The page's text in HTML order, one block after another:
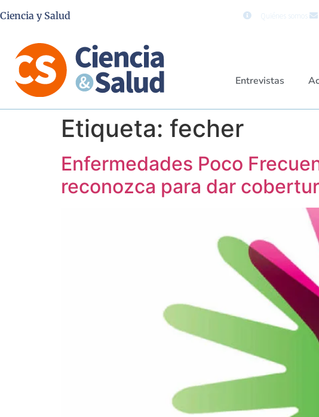
Ciencia y Salud Quiénes somos
Entrevistas
Etiqueta: fecher
Enfermedades Poco
reconozca para dar